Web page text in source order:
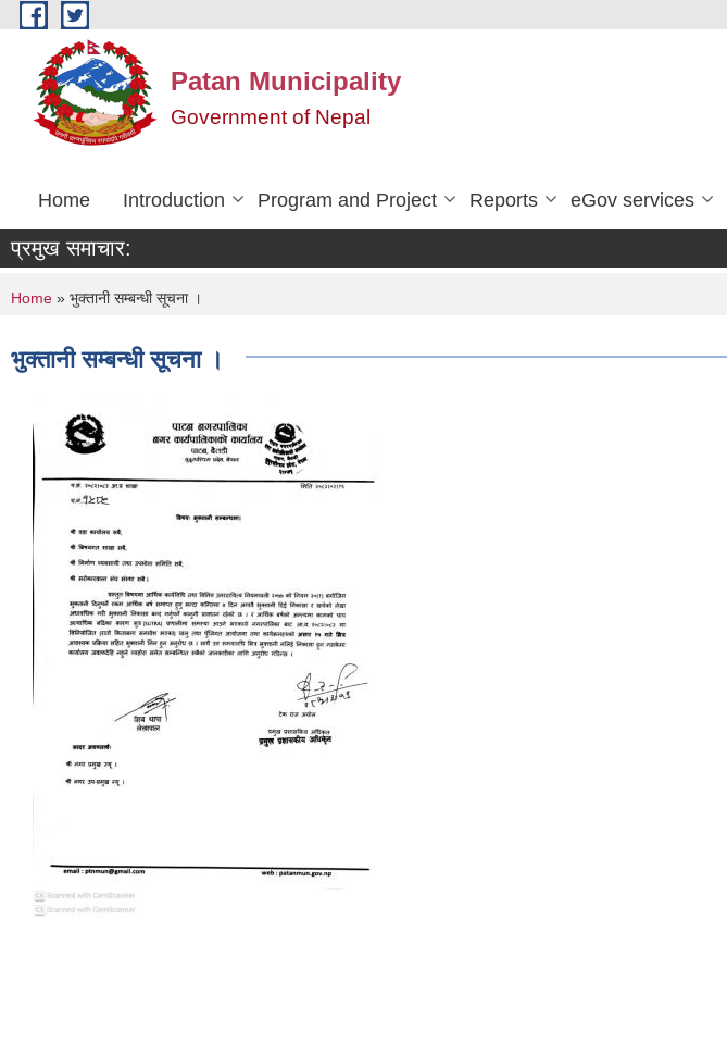
Skip to main content
Patan Municipality
Government of Nepal
Home Introduction Program and Project Reports eGov services
प्रमुख समाचार:
You are here
Home » भुक्तानी सम्बन्धी सूचना ।
भुक्तानी सम्बन्धी सूचना ।